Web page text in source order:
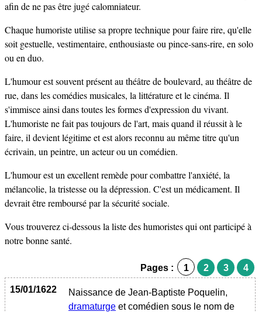
afin de ne pas être jugé calomniateur.
Chaque humoriste utilise sa propre technique pour faire rire, qu'elle
soit gestuelle, vestimentaire, enthousiaste ou pince-sans-rire, en solo
ou en duo.
L'humour est souvent présent au théâtre de boulevard, au théâtre de
rue, dans les comédies musicales, la littérature et le cinéma. Il
s'immisce ainsi dans toutes les formes d'expression du vivant.
L'humoriste ne fait pas toujours de l'art, mais quand il réussit à le
faire, il devient légitime et est alors reconnu au même titre qu'un
écrivain, un peintre, un acteur ou un comédien.
L'humour est un excellent remède pour combattre l'anxiété, la
mélancolie, la tristesse ou la dépression. C'est un médicament. Il
devrait être remboursé par la sécurité sociale.
Vous trouverez ci-dessous la liste des humoristes qui ont participé à
notre bonne santé.
Pages : 1 2 3 4
15/01/1622
Naissance de Jean-Baptiste Poquelin,
dramaturge et comédien sous le nom de